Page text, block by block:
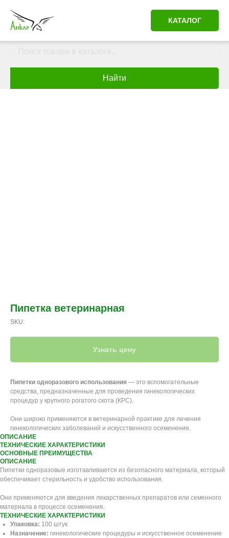
КАТАЛОГ
Найти
Пипетка ветеринарная
SKU:
Узнать цену
Пипетки одноразового использования — это вспомогательные
средства, предназначенные для проведения гинекологических
процедур у крупного рогатого скота (КРС).
Они широко применяются в ветеринарной практике для лечения
гинекологических заболеваний и искусственного осеменения.
ОПИСАНИЕ
ТЕХНИЧЕСКИЕ ХАРАКТЕРИСТИКИ
ОСНОВНЫЕ ПРЕИМУЩЕСТВА
ОПИСАНИЕ
Пипетки одноразовые изготавливаются из безопасного материала, который
обеспечивает стерильность и удобство использования.
Они применяются для введения лекарственных препаратов или семенного
материала в процессе осеменения.
ТЕХНИЧЕСКИЕ ХАРАКТЕРИСТИКИ
Упаковка: 100 штук
Назначение: гинекологические процедуры и искусственное осеменение